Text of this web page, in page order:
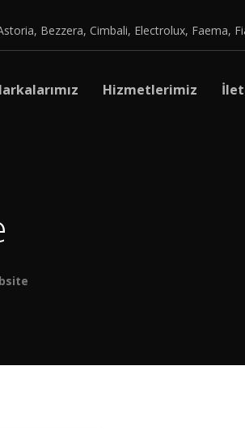
Bezzera, Cimbali, Electrolux, Faema,
Hizmetlerimiz